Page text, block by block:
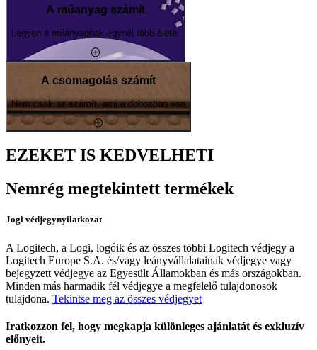
A műanyag számít
Legyen a műanyagnak egynél több élete.
A csomagolás számít
Nem csak az számít, ami a dobozban van
EZEKET IS KEDVELHETI
Nemrég megtekintett termékek
Jogi védjegynyilatkozat
A Logitech, a Logi, logóik és az összes többi Logitech védjegy a
Logitech Europe S.A. és/vagy leányvállalatainak védjegye vagy
bejegyzett védjegye az Egyesült Államokban és más országokban.
Minden más harmadik fél védjegye a megfelelő tulajdonosok
tulajdona. Tekintse meg az összes védjegyet
Iratkozzon fel, hogy megkapja különleges ajánlatát és exkluzív
előnyeit.